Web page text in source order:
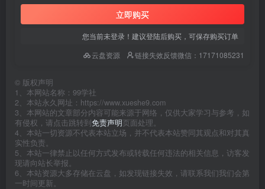
立即购买
您当前未登录！建议登陆后购买，可保存购买订单
云盘资源
链接失效反馈微信：17171085231
© 版权声明
1、本网站名称：99学社
2、本站永久网址：https://www.xueshe9.com
3、本网站的文章部分内容可能来源于网络，仅供大家学习与参考，如
有侵权，请点击跳转到免责声明页面处理。
4、本站一切资源不代表本站立场，并不代表本站赞同其观点和对其真
实性负责。
5、本站一律禁止以任何方式发布或转载任何违法的相关信息，访客发
现请向站长举报。
6、本站资源大多存储在云盘，如发现链接失效，请联系我们我们会第
一时间更新。